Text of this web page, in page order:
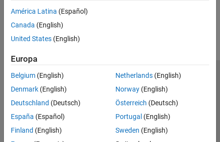
América Latina (Español)
Canada (English)
United States (English)
Europa
Belgium (English)
Denmark (English)
Deutschland (Deutsch)
España (Español)
Finland (English)
Netherlands(English)
Norway(English)
Österreich (Deutsch)
Portugal (English)
Sweden (English)
Trust Center
Datenschutz-Richtlinien
Datendiebstahl verhindern
Status von Anwendungen
© 1994-2026 The MathWorks, Inc.
Website auswählen
Deutschland